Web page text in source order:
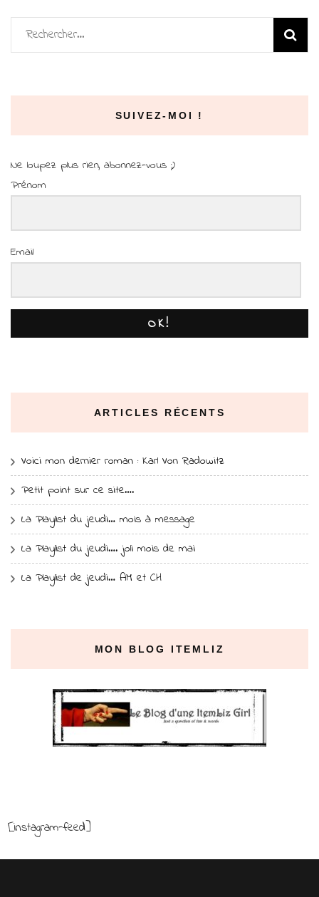
Rechercher :
SUIVEZ-MOI !
Ne loupez plus rien, abonnez-vous ;)
Prénom
Email
OK!
ARTICLES RÉCENTS
Voici mon dernier roman : Karl Von Radowitz
Petit point sur ce site….
La Playlist du jeudi… mois à message
La Playlist du jeudi…. joli mois de mai
La Playlist de jeudi… AM et CH
MON BLOG ITEMLIZ
[instagram-feed]